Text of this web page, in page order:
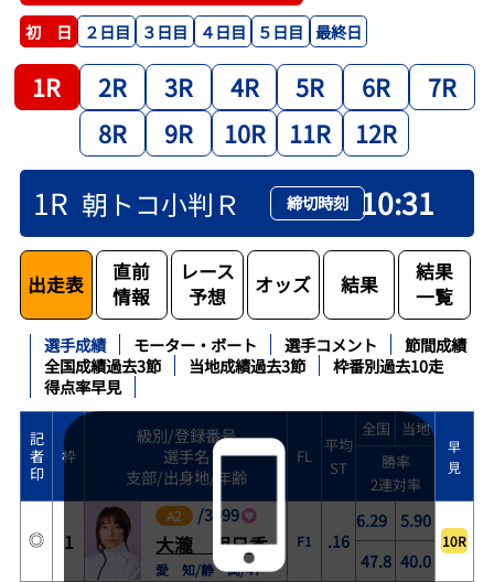
初 日 ２日目 ３日目 ４日目 ５日目 最終日
1R 2R 3R 4R 5R 6R
7R
8R
9R 10R 11R 12R
1R 朝トコ小判Ｒ 締切時刻 10:31
出走表
直前
情報
レース
予想
オッズ 結果
結果
一覧
選手成績 モーター・ボート 選手コメント
節間成績
全国成績過去3節
当地成績過去3節
枠番別過去10走
得点率早見
記
者
印
枠
級別/登録番号
選手名
支部/出身地/年齢
FL
平均
ST
全国 当地
早
見
勝率
2連対率
1
A2 /3999
大瀧 明日香
愛 知/静 岡/47
F1 .16
6.29 5.90
10R
47.8 40.0